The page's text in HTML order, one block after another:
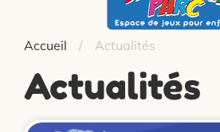
Accueil Actualités
Actualités